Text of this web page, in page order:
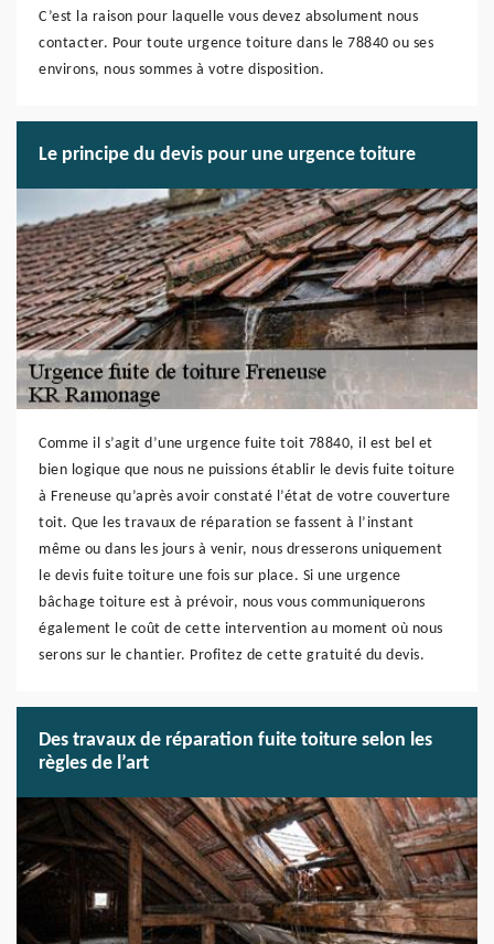
C’est la raison pour laquelle vous devez absolument nous
contacter. Pour toute urgence toiture dans le 78840 ou ses
environs, nous sommes à votre disposition.
Le principe du devis pour une urgence toiture
Comme il s’agit d’une urgence fuite toit 78840, il est bel et
bien logique que nous ne puissions établir le devis fuite toiture
à Freneuse qu’après avoir constaté l’état de votre couverture
toit. Que les travaux de réparation se fassent à l’instant
même ou dans les jours à venir, nous dresserons uniquement
le devis fuite toiture une fois sur place. Si une urgence
bâchage toiture est à prévoir, nous vous communiquerons
également le coût de cette intervention au moment où nous
serons sur le chantier. Profitez de cette gratuité du devis.
Des travaux de réparation fuite toiture selon les
règles de l’art